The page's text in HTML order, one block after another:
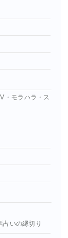
・モラハラ・ス
占いの縁切り